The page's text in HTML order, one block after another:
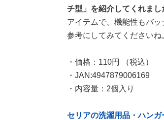
チ型」を紹介してくれまし
アイテムで、機能性もバ
参考にしてみてくださいね
・価格：110円 （税込）
・JAN:4947879006169
・内容量：2個入り
セリアの洗濯用品・ハン